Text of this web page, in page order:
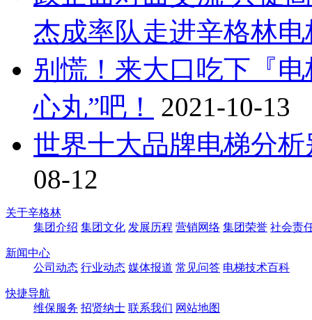
杰成率队走进辛格林电
别慌！来大口吃下『
心丸”吧！
2021-10-13
世界十大品牌电梯分
08-12
关于辛格林
集团介绍 集团文化 发展历程 营销网络 集团荣誉 社会责
新闻中心
公司动态 行业动态 媒体报道 常见问答 电梯技术百科
快捷导航
维保服务 招贤纳士 联系我们 网站地图